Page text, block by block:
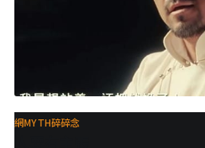
網MYTH碎碎念